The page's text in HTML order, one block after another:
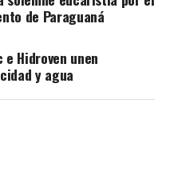
de Paraguaná
Hidroven unen
y agua